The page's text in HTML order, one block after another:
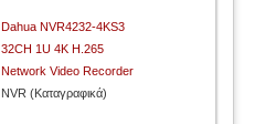
Dahua NVR4232-4KS3
32CH 1U 4K H.265
Network Video Recorder
NVR (Καταγραφικά)